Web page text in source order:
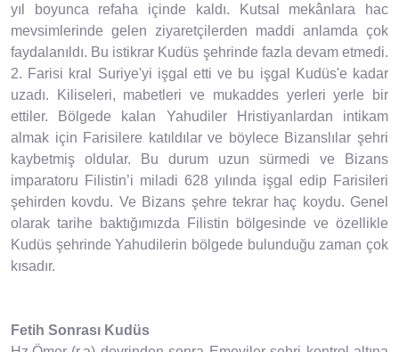
yıl boyunca refaha içinde kaldı. Kutsal mekânlara hac
mevsimlerinde gelen ziyaretçilerden maddi anlamda çok
faydalanıldı. Bu istikrar Kudüs şehrinde fazla devam etmedi.
2. Farisi kral Suriye'yi işgal etti ve bu işgal Kudüs'e kadar
uzadı. Kiliseleri, mabetleri ve mukaddes yerleri yerle bir
ettiler. Bölgede kalan Yahudiler Hristiyanlardan intikam
almak için Farisilere katıldılar ve böylece Bizanslılar şehri
kaybetmiş oldular. Bu durum uzun sürmedi ve Bizans
imparatoru Filistin’i miladi 628 yılında işgal edip Farisileri
şehirden kovdu. Ve Bizans şehre tekrar haç koydu. Genel
olarak tarihe baktığımızda Filistin bölgesinde ve özellikle
Kudüs şehrinde Yahudilerin bölgede bulunduğu zaman çok
kısadır.
Fetih Sonrası Kudüs